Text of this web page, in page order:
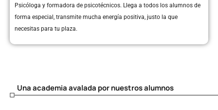
Psicóloga y formadora de psicotécnicos. Llega a todos los alumnos de
forma especial, transmite mucha energía positiva, justo la que
necesitas para tu plaza.
Una academia avalada por nuestros alumnos